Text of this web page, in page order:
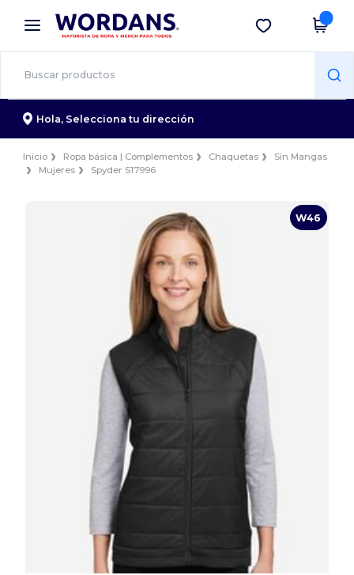
× App de Wordans
¡Mejores precios en app!
Descargar app
Hola, Selecciona tu dirección
Inicio Ropa básica | Complementos Chaquetas
Sin Mangas
Mujeres
Spyder S17996
W46